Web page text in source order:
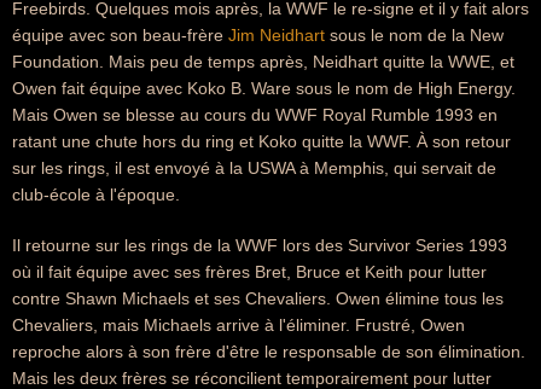
Freebirds. Quelques mois après, la WWF le re-signe et il y fait alors
équipe avec son beau-frère Jim Neidhart sous le nom de la New
Foundation. Mais peu de temps après, Neidhart quitte la WWE, et
Owen fait équipe avec Koko B. Ware sous le nom de High Energy.
Mais Owen se blesse au cours du WWF Royal Rumble 1993 en
ratant une chute hors du ring et Koko quitte la WWF. À son retour
sur les rings, il est envoyé à la USWA à Memphis, qui servait de
club-école à l'époque.
Il retourne sur les rings de la WWF lors des Survivor Series 1993
où il fait équipe avec ses frères Bret, Bruce et Keith pour lutter
contre Shawn Michaels et ses Chevaliers. Owen élimine tous les
Chevaliers, mais Michaels arrive à l'éliminer. Frustré, Owen
reproche alors à son frère d'être le responsable de son élimination.
Mais les deux frères se réconcilient temporairement pour lutter